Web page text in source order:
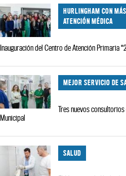
HURLINGHAM CON
ATENCIÓN MÉDICA
Inauguración del Centro de Atención Primaria
MEJOR SERVICIO DE
Tres nuevos
Municipal
SALUD